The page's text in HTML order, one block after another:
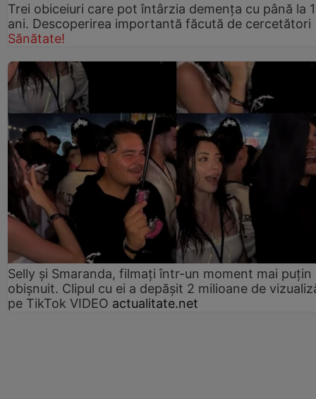
Trei obiceiuri care pot întârzia demența cu până la
ani. Descoperirea importantă făcută de cercetători
Sănătate!
Selly și Smaranda, filmați într-un moment mai puțin
obișnuit. Clipul cu ei a depășit 2 milioane de
pe TikTok VIDEO actualitate.net